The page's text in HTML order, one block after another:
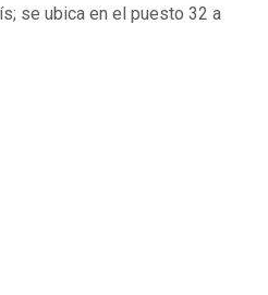
se ubica en el puesto 32 a